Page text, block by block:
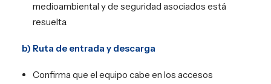
medioambiental y de seguridad asociados está
resuelta.
b) Ruta de entrada y descarga
Confirma que el equipo cabe en los accesos